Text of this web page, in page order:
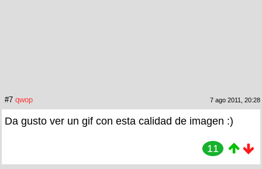
#7 qwop 7 ago 2011, 20:28
Da gusto ver un gif con esta calidad de imagen :)
11